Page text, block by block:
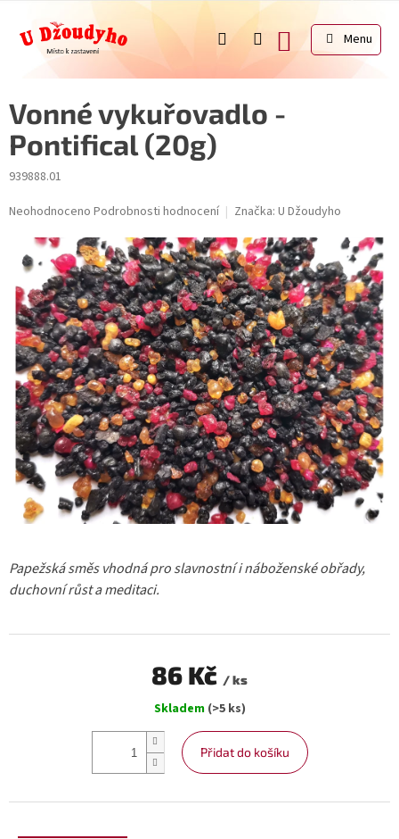
obsah
NÁKUPNÍ
KOŠÍK
Vonné vykuřovadlo -
Pontifical (20g)
939888.01
Průměrné
produktu
hvězdiček.
Neohodnoceno Podrobnosti hodnocení Značka: U Džoudyho
Papežská směs vhodná pro slavnostní i náboženské obřady,
duchovní růst a meditaci.
86 Kč / ks
cena:
Skladem (>5 ks)
Přidat do košíku